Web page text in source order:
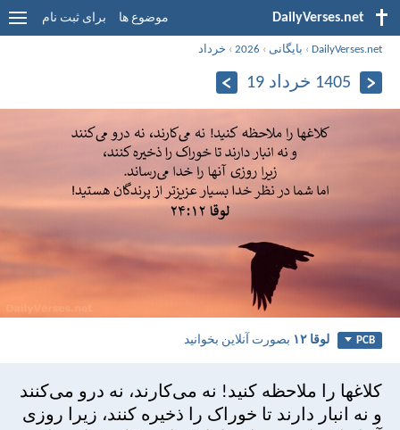
DailyVerses.net موضوع ها برای ثبت نام
DailyVerses.net
› بایگانی ›
2026
› خرداد
1405 خرداد 19
PCB لوقا ۱۲ بصورت آنلاین بخوانید
كلاغها را ملاحظه كنيد! نه می‌كارند، نه درو می‌كنند
و نه انبار دارند تا خوراک را ذخيره كنند، زيرا روزی